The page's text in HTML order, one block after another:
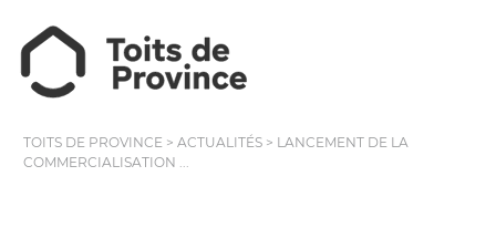
TOITS DE PROVINCE > ACTUALITÉS > LANCEMENT DE LA
COMMERCIALISATION ...